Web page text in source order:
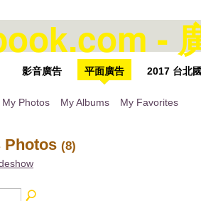
影音廣告 平面廣告 2017 台北
My Photos My Albums My Favorites
Photos (8)